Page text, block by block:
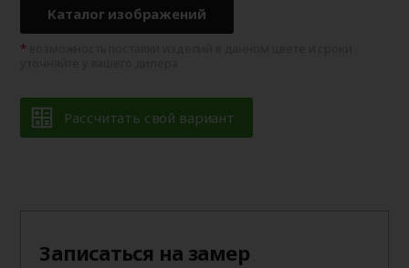
Каталог изображений
Рассчитать свой вариант
Записаться на замер